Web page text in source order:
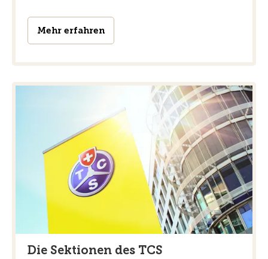
Mehr erfahren
Die Sektionen des TCS